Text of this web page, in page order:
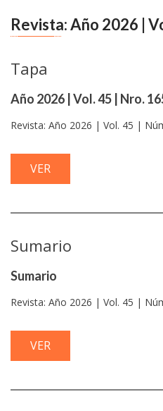
Revista: Año 2026 |
Tapa
Año 2026 | Vol. 45 | Nro.
Revista: Año 2026 | Vol. 45 |
VER
Sumario
Sumario
Revista: Año 2026 | Vol. 45 |
VER